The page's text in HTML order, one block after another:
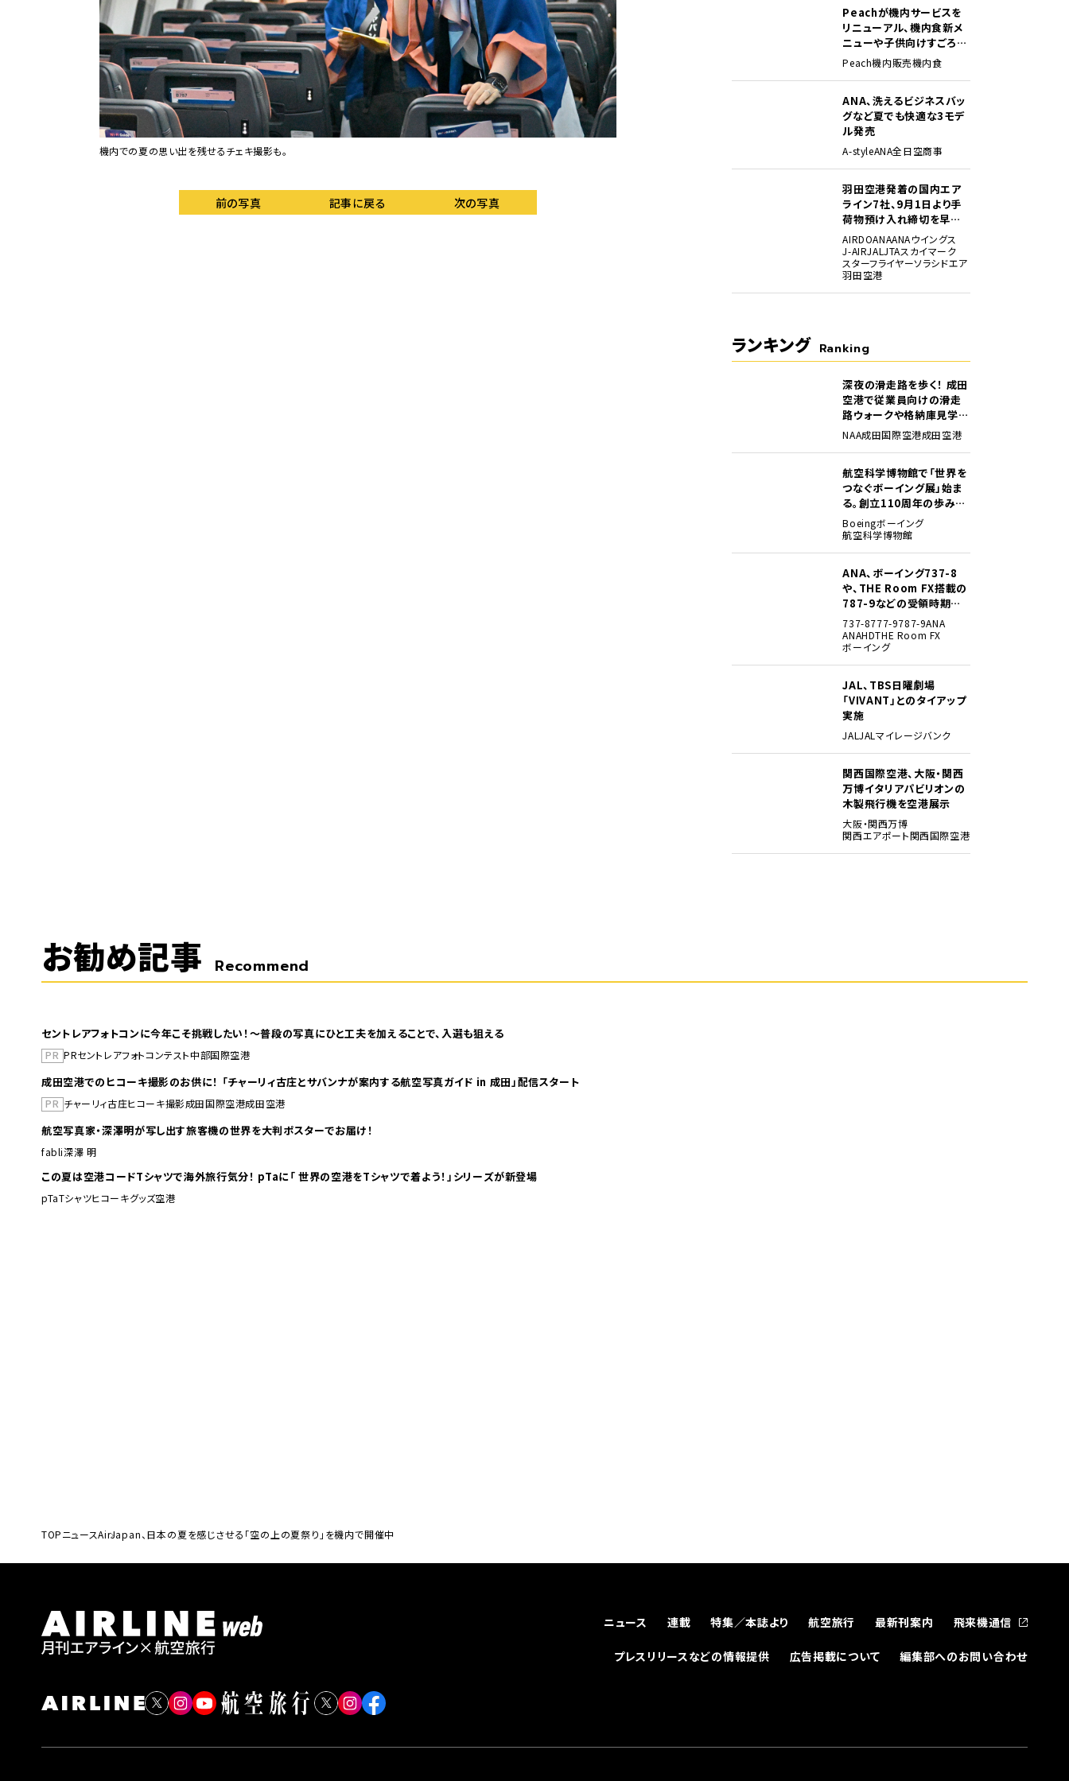
機内での夏の思い出を残せるチェキ撮影も。 機内販売品のメニューも就航時のものとは異なり、写真入りのメニューにリニューアルしていた。
前の写真 記事に戻る 次の写真
Peachが機内サービスを
リニューアル、機内食新メ
ニューや子供向けすごろく
など
Peach機内販売機内食
ANA、洗えるビジネスバッ
グなど夏でも快適な3モデ
ル発売
A-styleANA全日空商事
羽田空港発着の国内エア
ライン7社、9月1日より手
荷物預け入れ締切を早期
化・厳格化。定時性確保に
向け
AIRDOANAANAウイングス
J-AIRJALJTAスカイマーク
スターフライヤーソラシドエア
羽田空港
ランキング Ranking
深夜の滑走路を歩く！ 成田
空港で従業員向けの滑走
路ウォークや格納庫見学イ
ベントを初開催
NAA成田国際空港成田空港
航空科学博物館で「世界を
つなぐボーイング展」始ま
る。創立110周年の歩みを
貴重な資料でたどる
Boeingボーイング
航空科学博物館
ANA、ボーイング737-8
や、THE Room FX搭載の
787-9などの受領時期見
込みを明らかに
737-8777-9787-9ANA
ANAHDTHE Room FX
ボーイング
JAL、TBS日曜劇場
「VIVANT」とのタイアップ
実施
JALJALマイレージバンク
関西国際空港、大阪・関西
万博イタリアパビリオンの
木製飛行機を空港展示
大阪・関西万博
関西エアポート関西国際空港
お勧め記事 Recommend
セントレアフォトコンに今年こそ挑戦したい！～普段の写真にひと工夫を加えることで、入選も狙える
PR PRセントレアフォトコンテスト中部国際空港
成田空港でのヒコーキ撮影のお供に！ 「チャーリィ古庄とサバンナが案内する航空写真ガイド in 成田」配信スタート
PR チャーリィ古庄ヒコーキ撮影成田国際空港成田空港
航空写真家・深澤明が写し出す旅客機の世界を大判ポスターでお届け！
fabli深澤 明
この夏は空港コードTシャツで海外旅行気分！ pTaに「 世界の空港をTシャツで着よう！」シリーズが新登場
pTaTシャツヒコーキグッズ空港
TOPニュースAirJapan、日本の夏を感じさせる「空の上の夏祭り」を機内で開催中
ニュース 連載 特集／本誌より 航空旅行 最新刊案内 飛来機通信
プレスリリースなどの情報提供 広告掲載について 編集部へのお問い合わせ